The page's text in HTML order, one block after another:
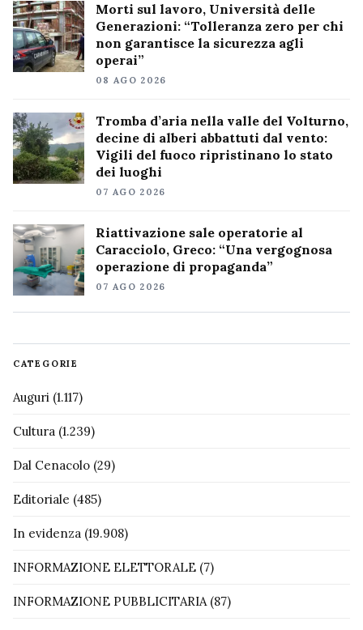
Morti sul lavoro, Università delle
Generazioni: “Tolleranza zero per chi
non garantisce la sicurezza agli
operai”
08 AGO 2026
Tromba d’aria nella valle del Volturno,
decine di alberi abbattuti dal vento:
Vigili del fuoco ripristinano lo stato
dei luoghi
07 AGO 2026
Riattivazione sale operatorie al
Caracciolo, Greco: “Una vergognosa
operazione di propaganda”
07 AGO 2026
CATEGORIE
Auguri (1.117)
Cultura (1.239)
Dal Cenacolo (29)
Editoriale (485)
In evidenza (19.908)
INFORMAZIONE ELETTORALE (7)
INFORMAZIONE PUBBLICITARIA(87)